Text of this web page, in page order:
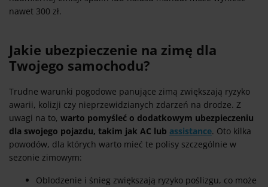
nawet 300 zł.
Jakie ubezpieczenie na zimę dla
Twojego samochodu?
Trudne warunki pogodowe panujące zimą zwiększają ryzyko
awarii, kolizji czy nieprzewidzianych zdarzeń na drodze. Z
uwagi na to, warto pomyśleć o dodatkowym ubezpieczeniu
dla swojego pojazdu, takim jak AC lub assistance. Oto kilka
powodów, dla których warto mieć te polisy szczególnie w
sezonie zimowym:
Oblodzenie i śnieg zwiększają ryzyko poślizgu, co może